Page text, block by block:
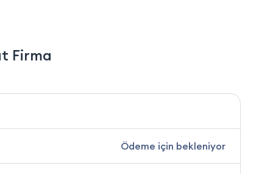
Firma
Ödeme için bekleniyor